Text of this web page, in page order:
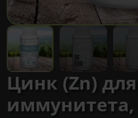
Цинк (Zn) для
иммунитета,